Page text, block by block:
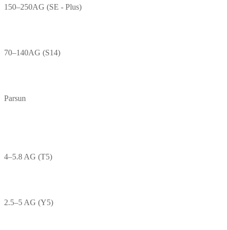
150–250AG (SE - Plus)
70–140AG (S14)
Parsun
4–5.8 AG (T5)
2.5–5 AG (Y5)